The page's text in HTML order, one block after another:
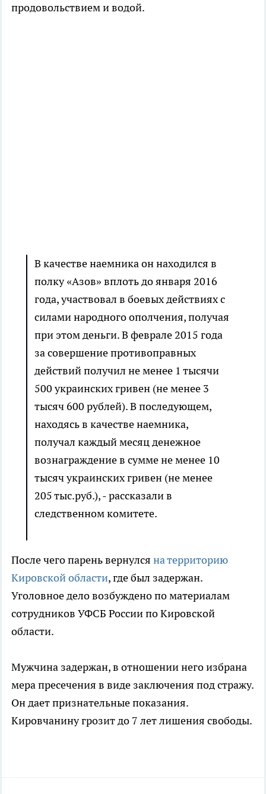
продовольствием и водой.
В качестве наемника он находился в
полку «Азов» вплоть до января 2016
года, участвовал в боевых действиях с
силами народного ополчения, получая
при этом деньги. В феврале 2015 года
за совершение противоправных
действий получил не менее 1 тысячи
500 украинских гривен (не менее 3
тысяч 600 рублей). В последующем,
находясь в качестве наемника,
получал каждый месяц денежное
вознаграждение в сумме не менее 10
тысяч украинских гривен (не менее
205 тыс.руб.), - рассказали в
следственном комитете.
После чего парень вернулся на территорию
Кировской области, где был задержан.
Уголовное дело возбуждено по материалам
сотрудников УФСБ России по Кировской
области.
Мужчина задержан, в отношении него избрана
мера пресечения в виде заключения под стражу.
Он дает признательные показания.
Кировчанину грозит до 7 лет лишения свободы.